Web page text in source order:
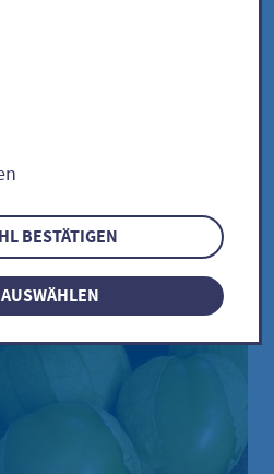
BESTÄTIGEN